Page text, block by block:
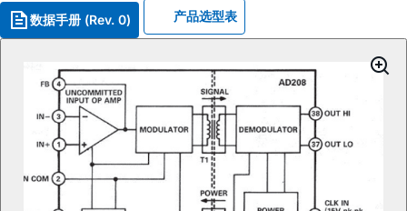
数据手册 (Rev. 0) 产品选型表